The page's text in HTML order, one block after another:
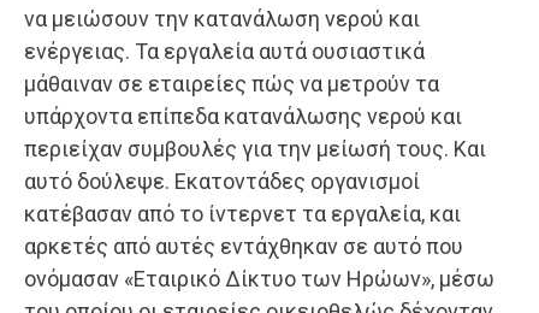
να μειώσουν την κατανάλωση νερού και
ενέργειας. Τα εργαλεία αυτά ουσιαστικά
μάθαιναν σε εταιρείες πώς να μετρούν τα
υπάρχοντα επίπεδα κατανάλωσης νερού και
περιείχαν συμβουλές για την μείωσή τους. Και
αυτό δούλεψε. Εκατοντάδες οργανισμοί
κατέβασαν από το ίντερνετ τα εργαλεία, και
αρκετές από αυτές εντάχθηκαν σε αυτό που
ονόμασαν «Εταιρικό Δίκτυο των Ηρώων», μέσω